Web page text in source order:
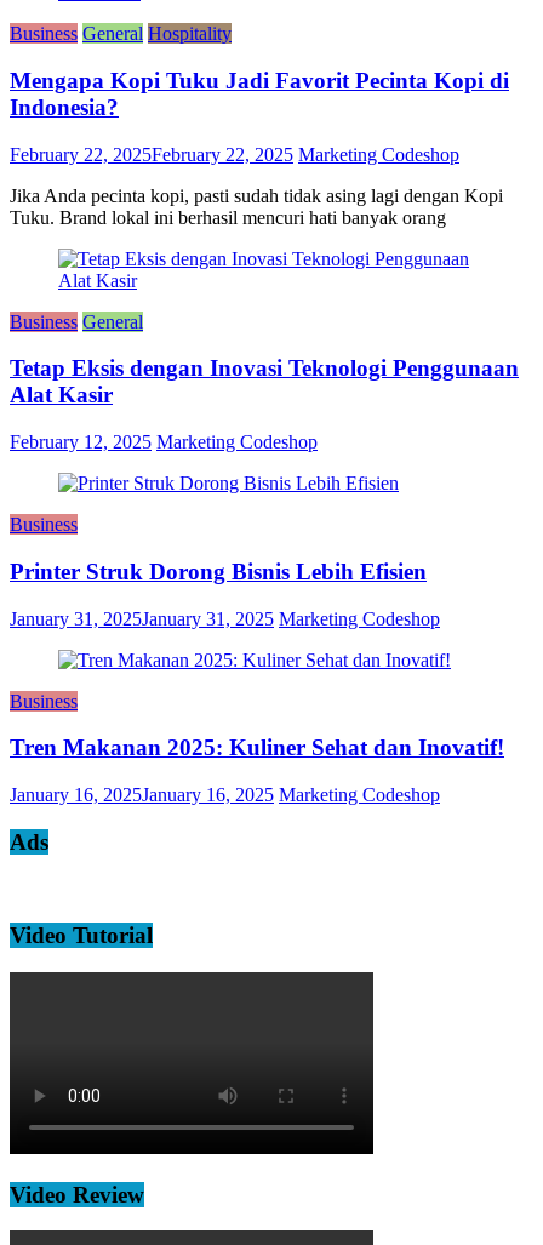
Business General Hospitality
Mengapa Kopi Tuku Jadi Favorit Pecinta Kopi di
Indonesia?
February 22, 2025February 22, 2025 Marketing Codeshop
Jika Anda pecinta kopi, pasti sudah tidak asing lagi dengan Kopi
Tuku. Brand lokal ini berhasil mencuri hati banyak orang
Business General
Tetap Eksis dengan Inovasi Teknologi Penggunaan
Alat Kasir
February 12, 2025 Marketing Codeshop
Business
Printer Struk Dorong Bisnis Lebih Efisien
January 31, 2025January 31, 2025 Marketing Codeshop
Business
Tren Makanan 2025: Kuliner Sehat dan Inovatif!
January 16, 2025January 16, 2025 Marketing Codeshop
Ads
Video Tutorial
Video Review